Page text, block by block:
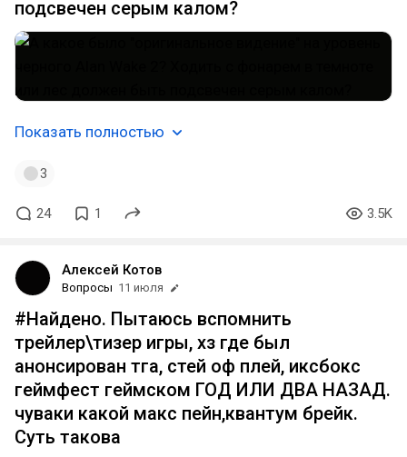
подсвечен серым калом?
Показать полностью
3
24 1 3.5K
Алексей Котов
Вопросы 11 июля
#Найдено. Пытаюсь вспомнить
трейлер\тизер игры, хз где был
анонсирован тга, стей оф плей, иксбокс
геймфест геймском ГОД ИЛИ ДВА НАЗАД.
чуваки какой макс пейн,квантум брейк.
Суть такова